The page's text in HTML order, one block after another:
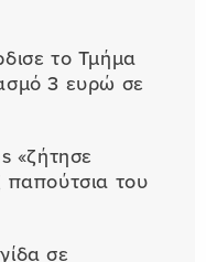
το Τμήμα
3 ευρώ σε
«ζήτησε
παπούτσια του
σε